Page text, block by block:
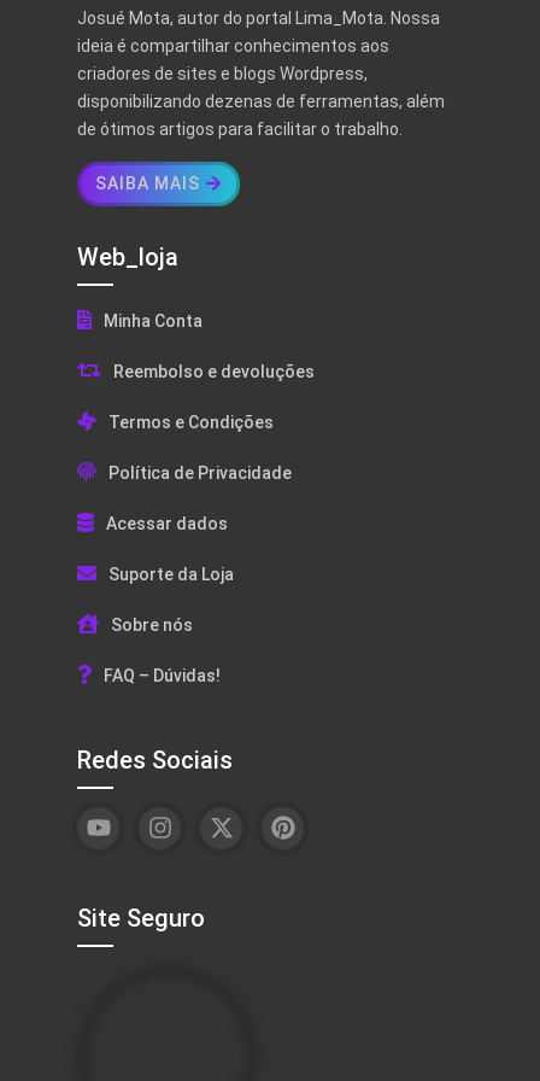
Josué Mota, autor do portal Lima_Mota. Nossa
ideia é compartilhar conhecimentos aos
criadores de sites e blogs Wordpress,
disponibilizando dezenas de ferramentas, além
de ótimos artigos para facilitar o trabalho.
SAIBA MAIS
Web_loja
Minha Conta
Reembolso e devoluções
Termos e Condições
Política de Privacidade
Acessar dados
Suporte da Loja
Sobre nós
FAQ – Dúvidas!
Redes Sociais
Site Seguro